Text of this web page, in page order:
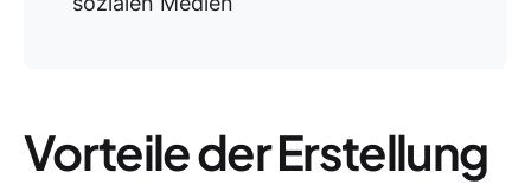
Vorteile der Erstellung